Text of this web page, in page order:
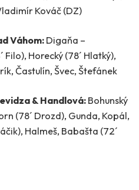
Kováč (DZ)
Váhom: Digaňa –
Filo), Horecký (78´ Hlatký),
Častulín, Švec, Štefánek
& Handlová: Bohunský
(78´ Drozd), Gunda, Kopál,
Halmeš, Babašta (72´